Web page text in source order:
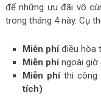
đế những ưu đãi vô
trong tháng 4 này. Cụ
Miễn phíđiều hòa
Miễn phíngoài giờ
Miễn phíthi công
tích)